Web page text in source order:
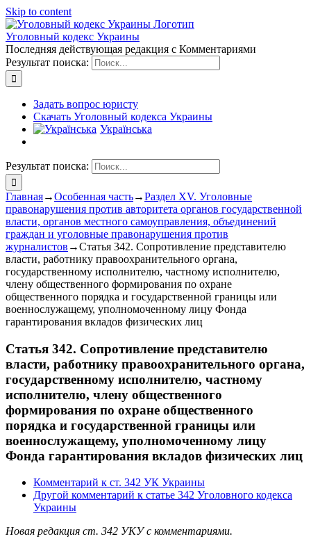
Skip to content
Уголовный кодекс Украины
Последняя действующая редакция с Комментариями
Результат поиска:
Задать вопрос юристу
Скачать Уголовный кодекса Украины
Українська
Результат поиска:
Главная→Особенная часть→Раздел XV. Уголовные
правонарушения против авторитета органов государственной
власти, органов местного самоуправления, объединений
граждан и уголовные правонарушения против
журналистов →Статья 342. Сопротивление представителю
власти, работнику правоохранительного органа,
государственному исполнителю, частному исполнителю,
члену общественного формирования по охране
общественного порядка и государственной границы или
военнослужащему, уполномоченному лицу Фонда
гарантирования вкладов физических лиц
Статья 342. Сопротивление представителю
власти, работнику правоохранительного органа,
государственному исполнителю, частному
исполнителю, члену общественного
формирования по охране общественного
порядка и государственной границы или
военнослужащему, уполномоченному лицу
Фонда гарантирования вкладов физических лиц
Комментарий к ст. 342 УК Украины
Другой комментарий к статье 342 Уголовного кодекса
Украины
Новая редакция ст. 342 УКУ с комментариями.